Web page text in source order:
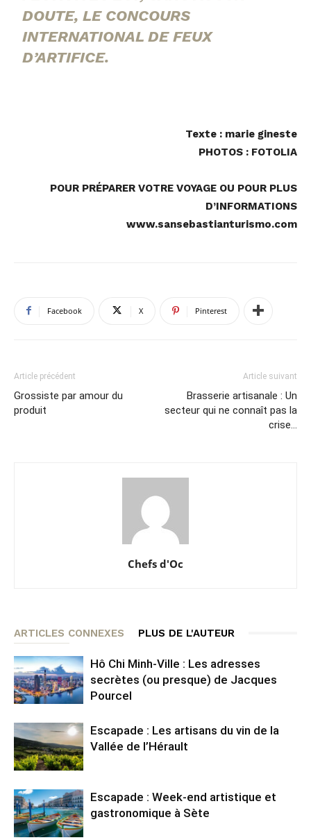
DOUTE, LE CONCOURS
INTERNATIONALDE FEUX
D’ARTIFICE.
Texte : marie gineste
PHOTOS : FOTOLIA
POUR PRÉPARER VOTRE VOYAGE OU POUR PLUS
D’INFORMATIONS
www.sansebastianturismo.com
Facebook X Pinterest
Article précédent
Grossiste par amour du
produit
Article suivant
Brasserie artisanale : Un
secteur qui ne connaît pas la
crise…
Chefs d'Oc
ARTICLES CONNEXES PLUS DE L'AUTEUR
Hô Chi Minh-Ville : Les adresses
secrètes (ou presque) de Jacques
Pourcel
Escapade : Les artisans du vin de la
Vallée de l’Hérault
Escapade : Week-end artistique et
gastronomique à Sète